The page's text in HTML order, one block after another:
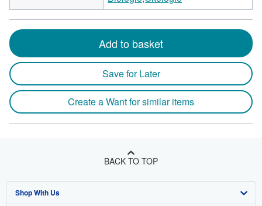
Add to basket
Save for Later
Create a Want for similar items
BACK TO TOP
Shop With Us